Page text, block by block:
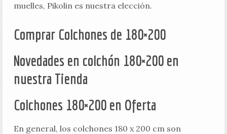
muelles, Pikolin es nuestra elección.
Comprar Colchones de 180×200
Novedades en colchón 180×200 en
nuestra Tienda
Colchones 180×200 en Oferta
En general, los colchones 180 x 200 cm son